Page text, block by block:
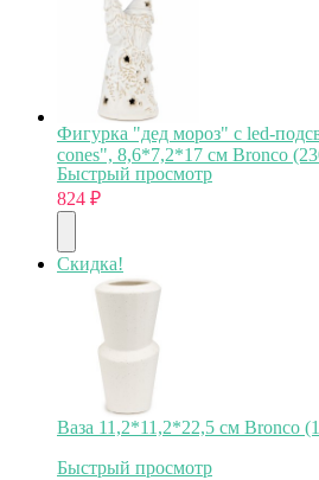
Фигурка "дед мороз" с led-
cones", 8,6*7,2*17 см Bronco
Быстрый просмотр
824 ₽
Скидка!
Ваза 11,2*11,2*22,5 см Bronco
Быстрый просмотр